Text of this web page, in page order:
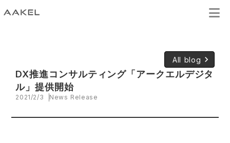
All blog keyboard_arrow_right
DX推進コンサルティング「アークエルデジタ
ル」提供開始
2021/2/3 News Release